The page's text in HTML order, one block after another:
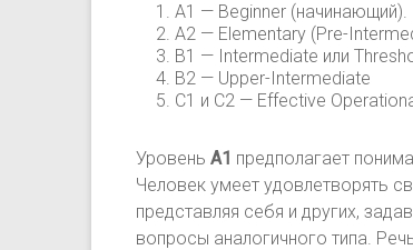
A1 — Beginner (начинающий).
A2 — Elementary (Pre-
B1 — Intermediate или
B2 — Upper-Intermediate
C1 и C2 — Effective
Уровень A1 предполагает
Человек умеет удовлетворять
представляя себя и других,
вопросы аналогичного типа.